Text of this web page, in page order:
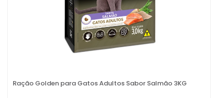
Ração Golden para Gatos Adultos Sabor Salmão 3KG